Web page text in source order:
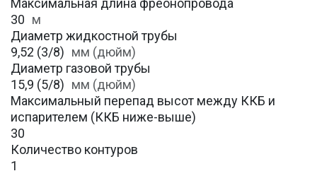
Максимальная длина фреонопровода
30 м
Диаметр жидкостной трубы
9,52 (3/8) мм (дюйм)
Диаметр газовой трубы
15,9 (5/8) мм (дюйм)
Максимальный перепад высот между ККБ и
испарителем (ККБ ниже-выше)
30
Количество контуров
1